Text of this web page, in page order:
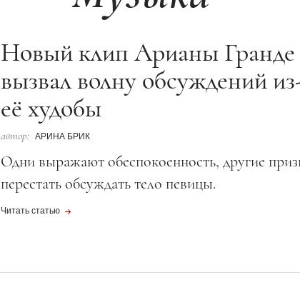
Новый клип Арианы Гранде
вызвал волну обсуждений
её худобы
автор: АРИНА БРИК
Одни выражают обеспокоенность, другие
перестать обсуждать тело певицы.
Читать статью